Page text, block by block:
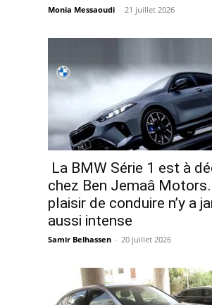
Monia Messaoudi - 21 juillet 2026
La BMW Série 1 est à
chez Ben Jemaâ
plaisir de conduire n’y a
aussi intense
Samir Belhassen - 20 juillet 2026